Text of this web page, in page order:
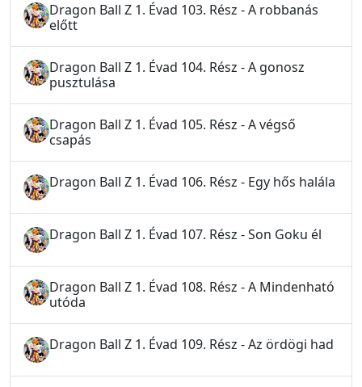
Dragon Ball Z 1. Évad 103. Rész - A robbanás
előtt
Dragon Ball Z 1. Évad 104. Rész - A gonosz
pusztulása
Dragon Ball Z 1. Évad 105. Rész - A végső
csapás
Dragon Ball Z 1. Évad 106. Rész - Egy hős halála
Dragon Ball Z 1. Évad 107. Rész - Son Goku él
Dragon Ball Z 1. Évad 108. Rész - A Mindenható
utóda
Dragon Ball Z 1. Évad 109. Rész - Az ördögi had